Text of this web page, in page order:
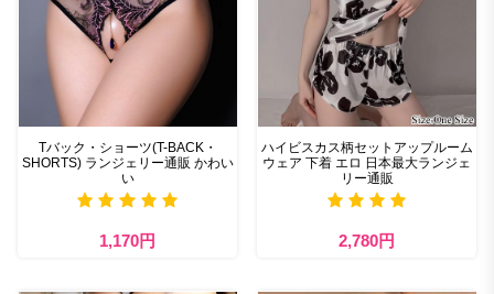
Tバック・ショーツ(T-BACK・
SHORTS) ランジェリー通販 かわい
い
1,170円
ハイビスカス柄セットアップルーム
ウェア 下着 エロ 日本最大ランジェ
リー通販
2,780円